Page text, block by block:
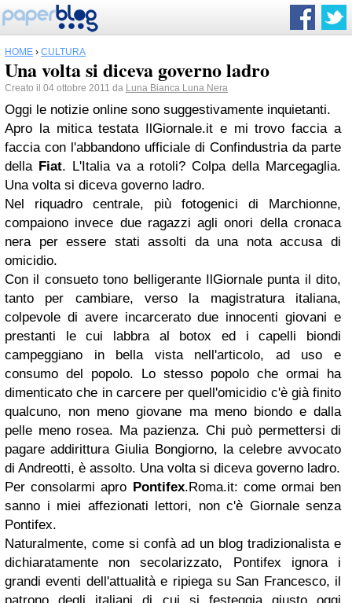
HOME › CULTURA
Una volta si diceva governo ladro
Creato il 04 ottobre 2011 da Luna Bianca Luna Nera
Oggi le notizie online sono suggestivamente inquietanti.
Apro la mitica testata IlGiornale.it e mi trovo faccia a
faccia con l'abbandono ufficiale di Confindustria da parte
della Fiat. L'Italia va a rotoli? Colpa della Marcegaglia.
Una volta si diceva governo ladro.
Nel riquadro centrale, più fotogenici di Marchionne,
compaiono invece due ragazzi agli onori della cronaca
nera per essere stati assolti da una nota accusa di
omicidio.
Con il consueto tono belligerante IlGiornale punta il dito,
tanto per cambiare, verso la magistratura italiana,
colpevole di avere incarcerato due innocenti giovani e
prestanti le cui labbra al botox ed i capelli biondi
campeggiano in bella vista nell'articolo, ad uso e
consumo del popolo. Lo stesso popolo che ormai ha
dimenticato che in carcere per quell'omicidio c'è già finito
qualcuno, non meno giovane ma meno biondo e dalla
pelle meno rosea. Ma pazienza. Chi può permettersi di
pagare addirittura Giulia Bongiorno, la celebre avvocato
di Andreotti, è assolto. Una volta si diceva governo ladro.
Per consolarmi apro Pontifex.Roma.it: come ormai ben
sanno i miei affezionati lettori, non c'è Giornale senza
Pontifex.
Naturalmente, come si confà ad un blog tradizionalista e
dichiaratamente non secolarizzato, Pontifex ignora i
grandi eventi dell'attualità e ripiega su San Francesco, il